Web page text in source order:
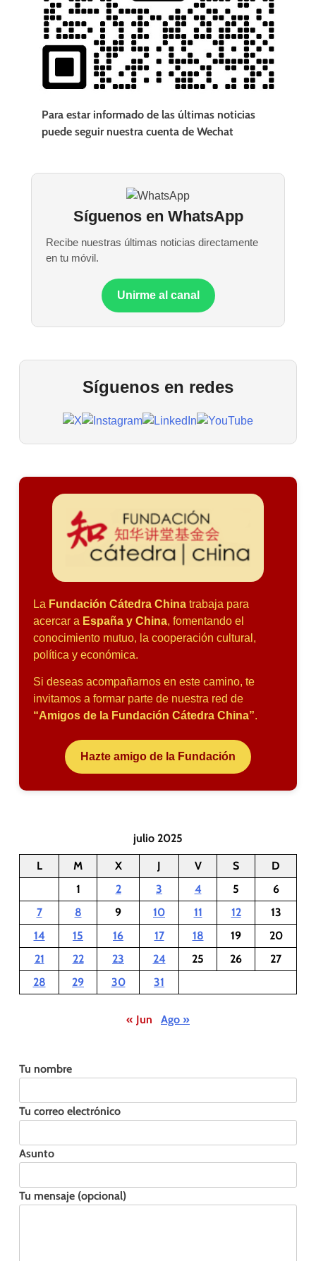
Para estar informado de las últimas noticias
puede seguir nuestra cuenta de Wechat
Síguenos en WhatsApp
Recibe nuestras últimas noticias directamente
en tu móvil.
Unirme al canal
Síguenos en redes
La Fundación Cátedra China trabaja para
acercar a España y China, fomentando el
conocimiento mutuo, la cooperación cultural,
política y económica.
Si deseas acompañarnos en este camino, te
invitamos a formar parte de nuestra red de
“Amigos de la Fundación Cátedra China”.
Hazte amigo de la Fundación
julio 2025
L M X J V S
D
1
2 3 4 5
6
7
8 9 10 11 12
13
14
15 16 17 18 19
20
21
22 23 24 25 26
27
28
29 30 31
« Jun Ago »
Tu nombre
Tu correo electrónico
Asunto
Tu mensaje (opcional)